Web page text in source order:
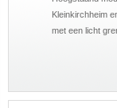
Kleinkirchheim
met een licht